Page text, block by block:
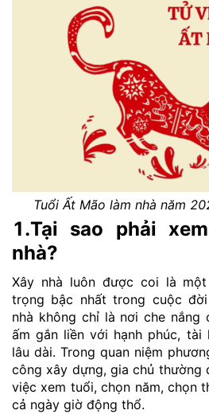
Tuổi Ất Mão làm nhà năm
1.Tại sao phải
nhà?
Xây nhà luôn được coi là
trọng bậc nhất trong cuộc
nhà không chỉ là nơi che nắng
ấm gắn liền với hạnh phúc,
lâu dài. Trong quan niệm
công xây dựng, gia chủ thường
việc xem tuổi, chọn năm, chọn
cả ngày giờ động thổ.